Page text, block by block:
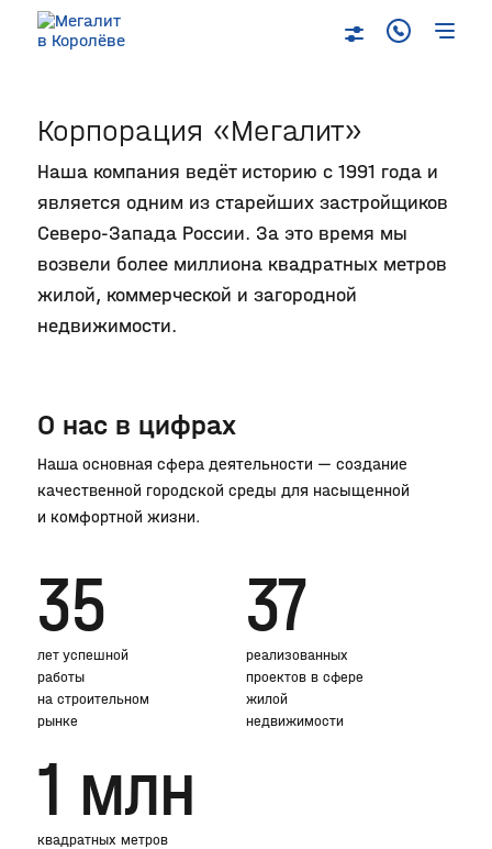
Корпорация «Мегалит»
Наша компания ведёт историю с 1991 года и
является одним из старейших застройщиков
Северо‐Запада России. За это время мы
возвели более миллиона квадратных метров
жилой, коммерческой и загородной
недвижимости.
О нас в цифрах
Наша основная сфера деятельности — создание
качественной городской среды для насыщенной
и комфортной жизни.
35
лет успешной
работы
на строительном
рынке
37
реализованных
проектов в сфере
жилой
недвижимости
1 млн
квадратных метров